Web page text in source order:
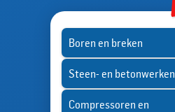
Boren en breken
Steen- en betonwerken
Compressoren en